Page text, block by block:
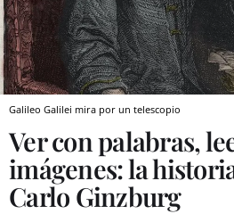
Galileo Galilei mira por un telescopio
Ver con palabras,
imágenes: la
Carlo Ginzburg